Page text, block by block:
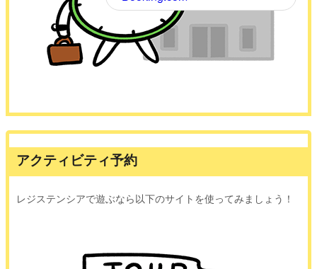
アクティビティ予約
レジステンシアで遊ぶなら以下のサイトを使ってみましょう！